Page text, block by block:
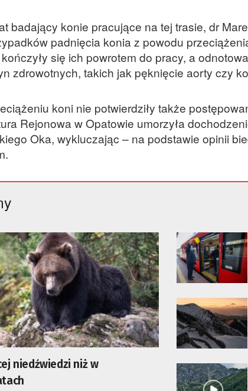
badający konie pracujące na tej trasie, dr
padnięcia konia z powodu
się ich powrotem do pracy, a
zdrowotnych, takich jak pęknięcie aorty czy
koni nie potwierdziły także
Rejonowa w Opatowie umorzyła
Oka, wykluczając – na podstawie opinii
niedźwiedzi niż w